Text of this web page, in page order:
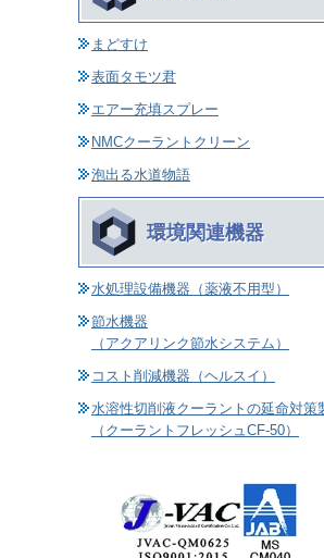
まどすけ
表面タモツ君
エアー充填スプレー
NMCクーラントクリーン
泡出る水道物語
環境関連機器
水処理設備機器（薬液不用型）
節水機器
（アクアリンク節水システム）
コスト削減機器（ヘルスイ）
水溶性切削液クーラントの延命対策
（クーラントフレッシュCF-50）